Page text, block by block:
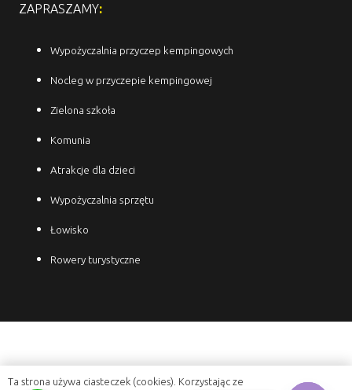
ZAPRASZAMY:
Wypożyczalnia przyczep kempingowych
Nocleg w przyczepie kempingowej
Zielona szkoła
Komunia
Atrakcje dla dzieci
Wypożyczalnia sprzętu
Łowisko
Rowery turystyczne
Ta strona używa ciasteczek (cookies). Korzystając ze